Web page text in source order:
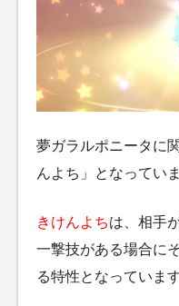
夢ガラルポニータに
んよち」となっていま
きけんよちは、相手
一撃技がある場合に
る特性となっています